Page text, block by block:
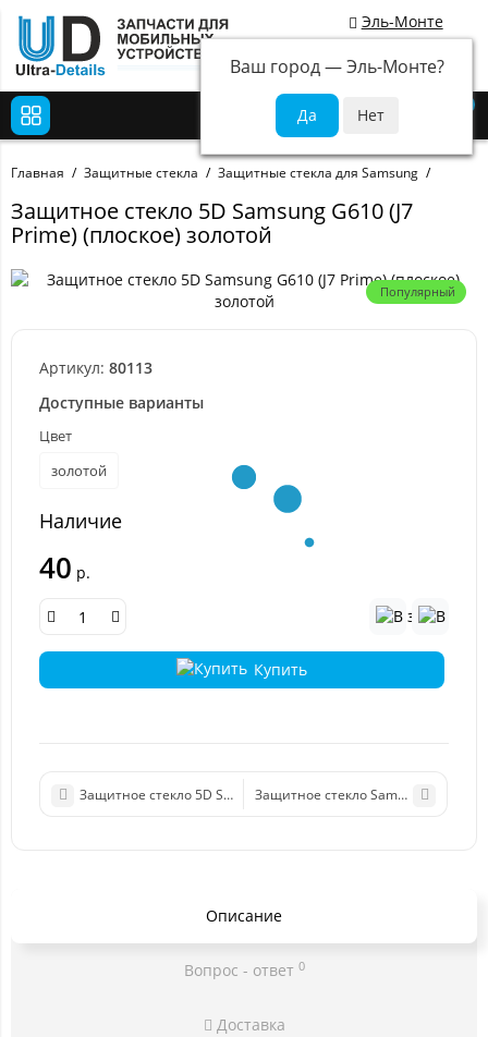
Эль-Монте
Ваш город —Эль-Монте?
Главная Защитные стекла Защитные стекла для Samsung
Защитное стекло 5D Samsung G610 (J7
Prime) (плоское) золотой
Популярный
Артикул: 80113
Доступные варианты
Цвет
золотой
Наличие
40 р.
Купить
Защитное стекло 5D Samsung G610 (J7 Prime) (плоское) черный
Защитное стекло Samsung J330 (J3
Описание
Вопрос - ответ 0
Доставка